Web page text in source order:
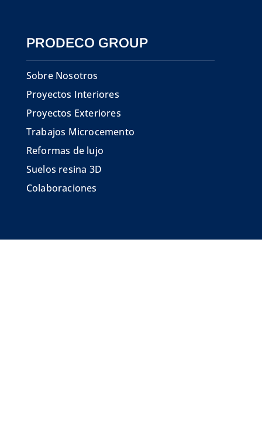
PRODECO GROUP
Sobre Nosotros
Proyectos Interiores
Proyectos Exteriores
Trabajos Microcemento
Reformas de lujo
Suelos resina 3D
Colaboraciones